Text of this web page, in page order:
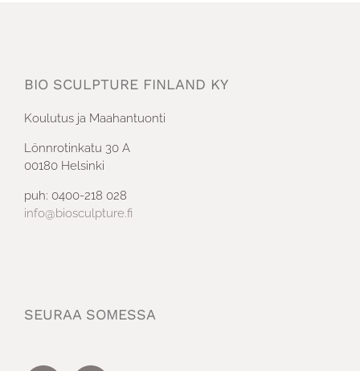
BIO SCULPTURE FINLAND KY
Koulutus ja Maahantuonti
Lönnrotinkatu 30 A
00180 Helsinki
puh: 0400-218 028
info@biosculpture.fi
SEURAA SOMESSA